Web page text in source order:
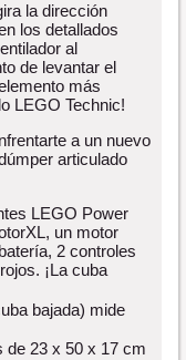
la dirección
los detallados
al
de levantar el
más
LEGO Technic!
a un nuevo
articulado
LEGO Power
un motor
2 controles
¡La cuba
bajada) mide
de 23 x 50 x 17 cm